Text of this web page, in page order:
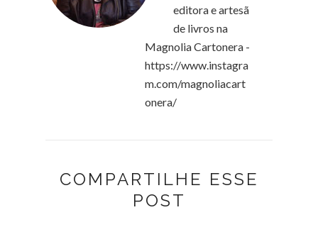
editora e artesã
de livros na
Magnolia Cartonera -
https://www.instagra
m.com/magnoliacart
onera/
COMPARTILHE ESSE
POST